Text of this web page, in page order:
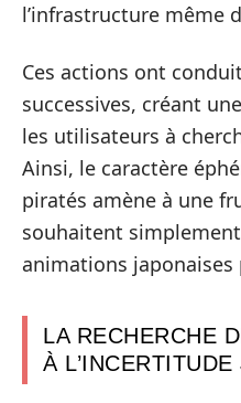
l’infrastructure même
Ces actions ont
successives, créant
les utilisateurs à
Ainsi, le caractère
piratés amène à une
souhaitent
animations japonaises
LA RECHERCHE
À